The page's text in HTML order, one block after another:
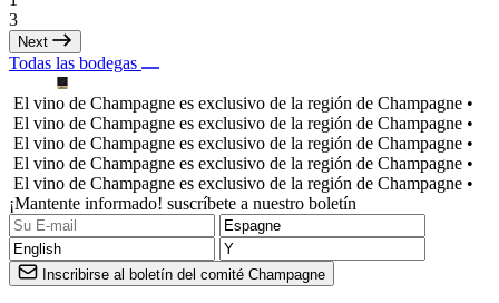
3
Next
Todas las bodegas
El vino de Champagne es exclusivo de la región de Champagne •
El vino de Champagne es exclusivo de la región de Champagne •
El vino de Champagne es exclusivo de la región de Champagne •
El vino de Champagne es exclusivo de la región de Champagne •
El vino de Champagne es exclusivo de la región de Champagne •
¡Mantente informado! suscríbete a nuestro boletín
Inscribirse al boletín del comité Champagne